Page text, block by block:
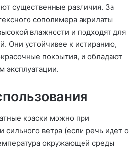
существенные различия. За
сополимера акрилаты
влажности и подходят для
Они устойчивее к истиранию,
покрытия, и обладают
эксплуатации.
краски можно при
сильного ветра (если речь идет о
окружающей среды